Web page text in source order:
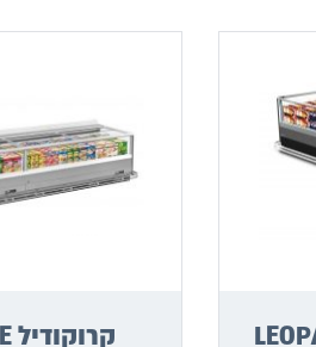
קרוקודיל CROCODILE